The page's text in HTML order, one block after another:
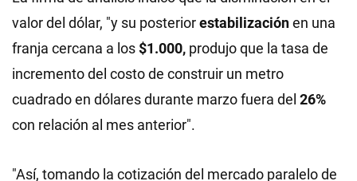
valor del dólar, "y su posteriorestabilizaciónen una
franja cercana a los $1.000, produjo que la tasa de
incremento del costo de construir un metro
cuadrado en dólares durante marzo fuera del 26%
con relación al mes anterior".
"Así, tomando la cotización del mercado paralelo de